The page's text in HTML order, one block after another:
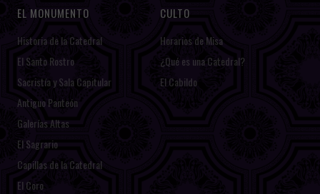
EL MONUMENTO
Historia de la Catedral
El Santo Rostro
Sacristía y Sala Capitular
Antiguo Panteón
Galerías Altas
El Sagrario
Capillas de la Catedral
El Coro
CULTO
Horarios de Misa
¿Qué es una Catedral?
El Cabildo